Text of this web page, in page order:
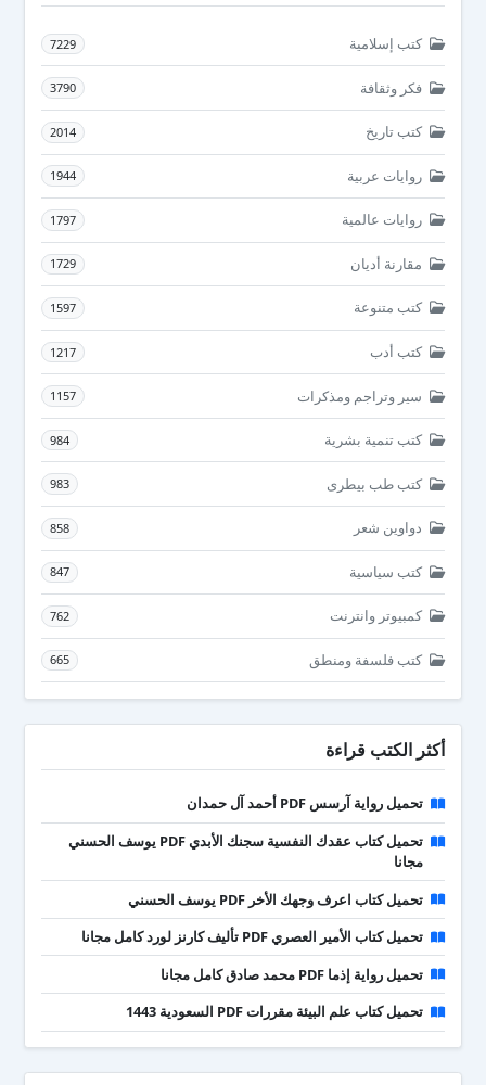
كتب إسلامية 7229
فكر وثقافة 3790
كتب تاريخ 2014
روايات عربية 1944
روايات عالمية 1797
مقارنة أديان 1729
كتب متنوعة 1597
كتب أدب 1217
سير وتراجم ومذكرات 1157
كتب تنمية بشرية 984
كتب طب بيطرى 983
دواوين شعر 858
كتب سياسية 847
كمبيوتر وانترنت 762
كتب فلسفة ومنطق 665
أكثر الكتب قراءة
تحميل رواية آرسس PDF أحمد آل حمدان
تحميل كتاب عقدك النفسية سجنك الأبدي PDF يوسف الحسني
مجانا
تحميل كتاب اعرف وجهك الأخر PDF يوسف الحسني
تحميل كتاب الأمير العصري PDF تأليف كارنز لورد كامل مجانا
تحميل رواية إذما PDF محمد صادق كامل مجانا
تحميل كتاب علم البيئة مقررات PDF السعودية 1443